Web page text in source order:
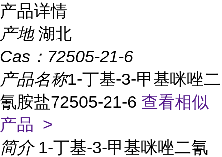
产品详情
产地 湖北
Cas： 72505-21-6
产品名称1-丁基-3-甲基咪唑二
氰胺盐72505-21-6 查看相似
产品 >
简介 1-丁基-3-甲基咪唑二氰